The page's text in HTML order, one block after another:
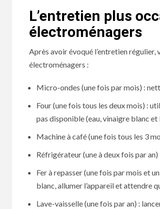
L’entretien plus
électroménagers
Après avoir évoqué l’entretien
électroménagers :
Micro-ondes (une fois par mois) :
Four (une fois tous les deux mois) :
pas disponible (eau, vinaigre blanc
Machine à café (une fois tous les 3
Réfrigérateur (une à deux fois par
Fer à repasser (une fois par mois et
blanc, allumer l’appareil et attendre
Lave-vaisselle (une fois par an) :